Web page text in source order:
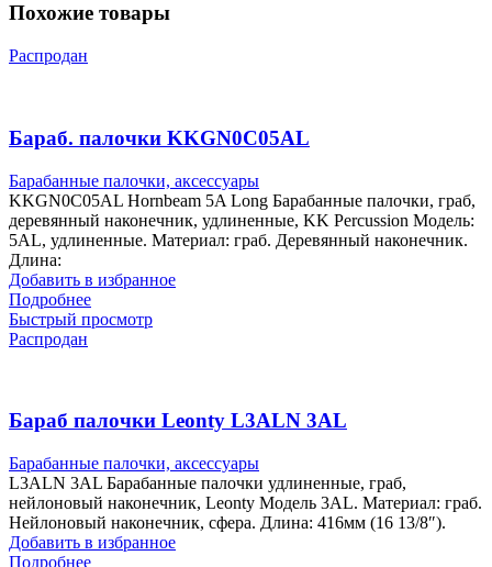
Похожие товары
Распродан
Бараб. палочки KKGN0C05AL
Барабанные палочки, аксессуары
KKGN0C05AL Hornbeam 5A Long Барабанные палочки, граб,
деревянный наконечник, удлиненные, KK Percussion Модель:
5AL, удлиненные. Материал: граб. Деревянный наконечник.
Длина:
Добавить в избранное
Подробнее
Быстрый просмотр
Распродан
Бараб палочки Leonty L3ALN 3AL
Барабанные палочки, аксессуары
L3ALN 3AL Барабанные палочки удлиненные, граб,
нейлоновый наконечник, Leonty Модель 3АL. Материал: граб.
Нейлоновый наконечник, сфера. Длина: 416мм (16 13/8″).
Добавить в избранное
Подробнее